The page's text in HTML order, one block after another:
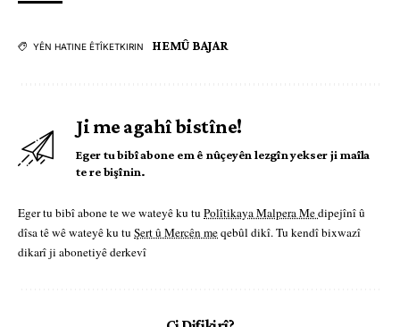
YÊN HATINE ÊTÎKETKIRIN HEMÛ BAJAR
Ji me agahî bistîne!
Eger tu bibî abone em ê nûçeyên lezgîn yekser ji maîla
te re bişînin.
Eger tu bibî abone te we wateyê ku tu Polîtikaya Malpera Medipejînî û
dîsa tê wê wateyê ku tu Şert û Mercên meqebûl dikî. Tu kendî bixwazî
dikarî ji abonetiyê derkevî